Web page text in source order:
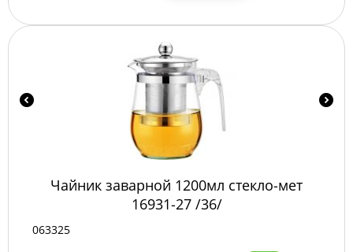
Чайник заварной 1200мл стекло-мет
16931-27 /36/
063325